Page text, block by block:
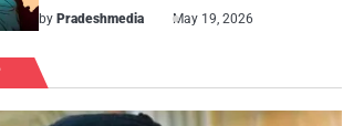
by Pradeshmedia May 19, 2026